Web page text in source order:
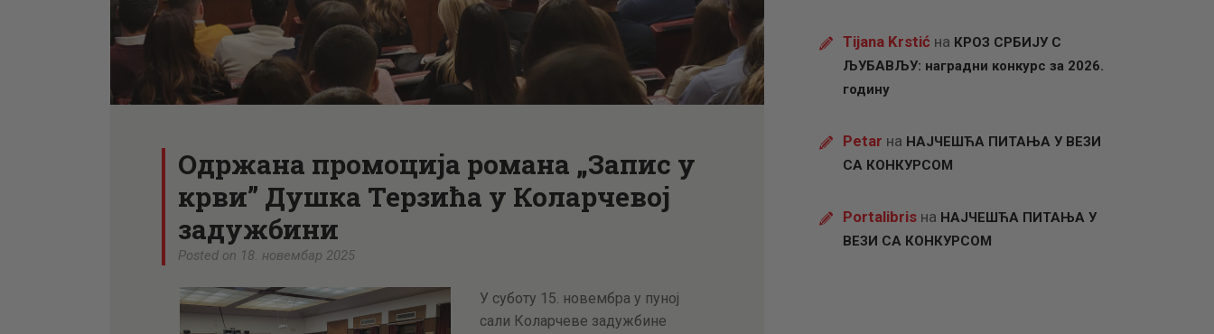
Одржана промоција романа „Запис у
крви” Душка Терзића у Коларчевој
задужбини
Posted on 18. новембар 2025
У суботу 15. новембра у пуној
сали Коларчеве задужбине
Tijana Krstić на КРОЗ СРБИЈУ С
ЉУБАВЉУ: наградни конкурс за 2026.
годину
Petar на НАЈЧЕШЋА ПИТАЊА У ВЕЗИ
СА КОНКУРСОМ
Portalibris на НАЈЧЕШЋА ПИТАЊА У
ВЕЗИ СА КОНКУРСОМ